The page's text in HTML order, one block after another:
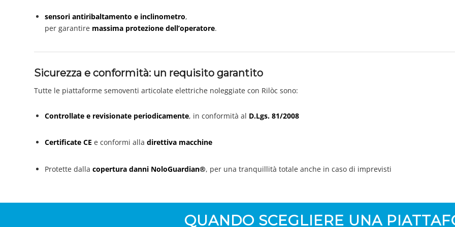
sensori antiribaltamento e inclinometro,
per garantire massima protezione dell’operatore.
Sicurezza e conformità: un requisito garantito
Tutte le piattaforme semoventi articolate elettriche noleggiate con Rilòc sono:
Controllate e revisionate periodicamente, in conformità al D.Lgs. 81/2008
Certificate CE e conformi alla direttiva macchine
Protette dalla copertura danni NoloGuardian®, per una tranquillità totale anche in caso di imprevisti
QUANDO SCEGLIERE UNA